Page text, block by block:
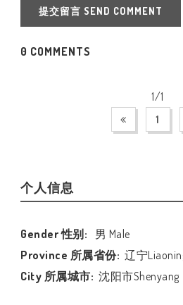
提交留言 SEND COMMENT
0 COMMENTS
1/1
1
个人信息
Gender 性别:
男 Male
Province 所属省份: 辽宁
City 所属城市: 沈阳市Shenyang